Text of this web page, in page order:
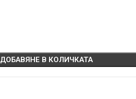
ДОБАВЯНЕ В КОЛИЧКАТА